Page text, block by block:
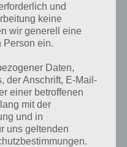
und
keine
wir generell eine
Person ein.
Daten,
der Anschrift, E-Mail-
einer betroffenen
mit der
und in
uns geltenden